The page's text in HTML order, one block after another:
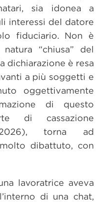
sia idonea a
interessi del datore
fiduciario. Non è
“chiusa” del
dichiarazione è resa
a più soggetti e
oggettivamente
di questo
di cassazione
2026), torna ad
dibattuto, con
lavoratrice aveva
di una chat,